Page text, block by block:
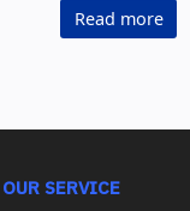
Read more
OUR SERVICE